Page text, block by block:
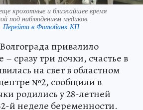
крохотные и ближайшее время
под наблюдением медиков.
Перейти в Фотобанк КП
привалило
– сразу три дочки, счастье в
на свет в областном
№2, сообщили в
родились у 28-летней
й неделе беременности.